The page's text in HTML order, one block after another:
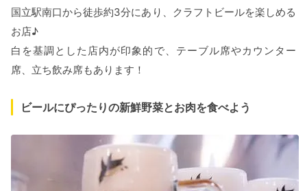
国立駅南口から徒歩約3分にあり、クラフトビールを楽しめる
お店♪
白を基調とした店内が印象的で、テーブル席やカウンター
席、立ち飲み席もあります！
ビールにぴったりの新鮮野菜とお肉を食べよう